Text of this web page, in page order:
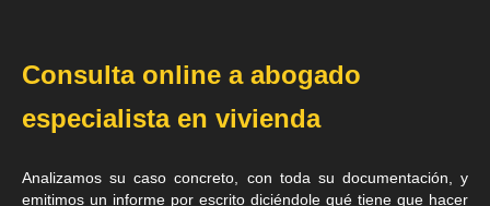
Consulta online a abogado
especialista en vivienda
Analizamos su caso concreto, con toda su documentación, y
emitimos un informe por escrito diciéndole qué tiene que hacer